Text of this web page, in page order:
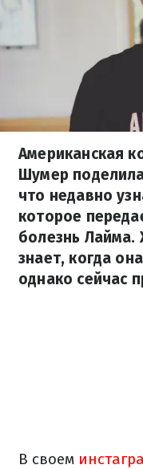
Американская
Шумер
что недавно
которое
болезнь
знает, когда
однако сейчас
В своем